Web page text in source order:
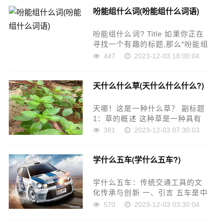
题，让我们来探讨一下。 什么是
吩能组什么词(吩能组什么词语)
吩能组什么词? Title 如果你正在
寻找一个有趣的标题,那么“吩能组
什么词”可能是一个不错的选择。
法。 Introduction……
447 2023-12-03 18:00:04
天什么什么草(天什么什么什么?)
天哪！这是一种什么草？ 副标题
1：草的概述 这种草是一种具有
特殊形态和结构的植物，其叶子
土壤，寻找水分和营养。在中国
381 2023-12-03 07:30:03
学什么五车(学什么五车?)
学什么五车：传统交通工具的文
化传承与创新 一、引言 五车是中
国古代传统交通工具的代表，包
570 2023-12-03 03:30:04